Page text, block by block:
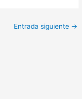
Entrada siguiente →